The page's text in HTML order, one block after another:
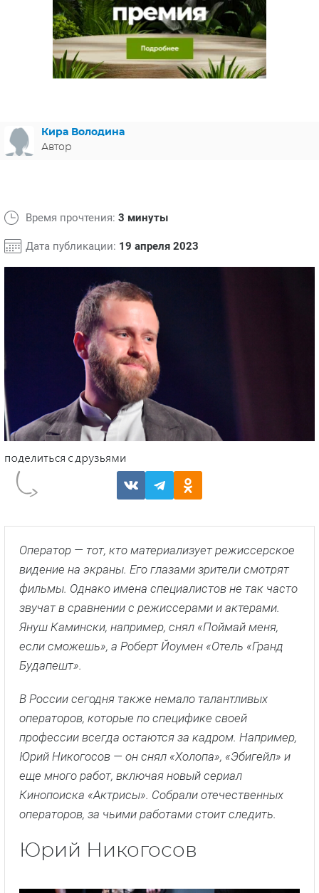
МЕЛОДРАМЫ
ИСПАНИЯ
ФРАНЦИЯ
ГЕРМАНИЯ
СВЕТСКИЕ НОВОСТИ
СПОЙЛЕРЫ ИЗ СЕРИАЛОВ
Кира Володина
Автор
Время прочтения: 3 минуты
Дата публикации: 19 апреля 2023
Оператор — тот, кто материализует режиссерское
видение на экраны. Его глазами зрители смотрят
фильмы. Однако имена специалистов не так часто
звучат в сравнении с режиссерами и актерами.
Януш Камински, например, снял «Поймай меня,
если сможешь», а Роберт Йоумен «Отель «Гранд
Будапешт».
В России сегодня также немало талантливых
операторов, которые по специфике своей
профессии всегда остаются за кадром. Например,
Юрий Никогосов — он снял «Холопа», «Эбигейл» и
еще много работ, включая новый сериал
Кинопоиска «Актрисы». Собрали отечественных
операторов, за чьими работами стоит следить.
Юрий Никогосов